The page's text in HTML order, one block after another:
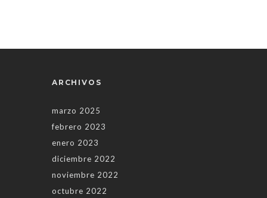
ARCHIVOS
marzo 2025
febrero 2023
enero 2023
diciembre 2022
noviembre 2022
octubre 2022